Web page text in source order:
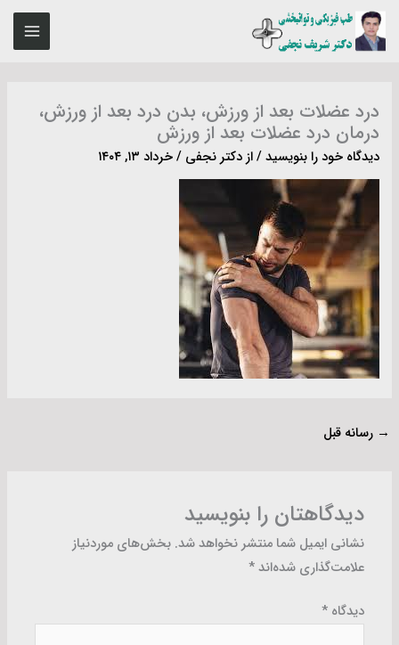
پرش
درد عضلات‌ بعد از ورزش، بدن درد بعد از ورزش،
درمان درد عضلات‌ بعد از ورزش
دیدگاه‌ خود را بنویسید/ ازدکتر نجفی/خرداد ۱۳, ۱۴۰۴
→ رسانه قبل
دیدگاهتان را بنویسید
نشانی ایمیل شما منتشر نخواهد شد. بخش‌های موردنیاز
علامت‌گذاری شده‌اند*
دیدگاه*